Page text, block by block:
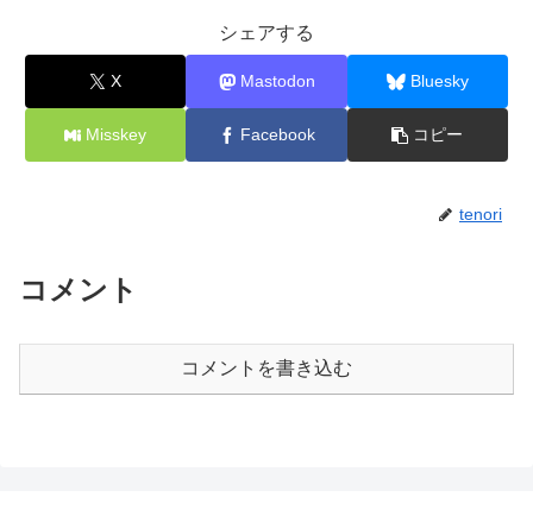
シェアする
X Mastodon Bluesky
Misskey Facebook コピー
tenori
コメント
コメントを書き込む